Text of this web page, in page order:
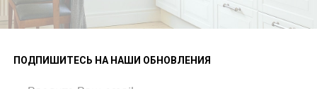
ПОДПИШИТЕСЬ НА НАШИ ОБНОВЛЕНИЯ